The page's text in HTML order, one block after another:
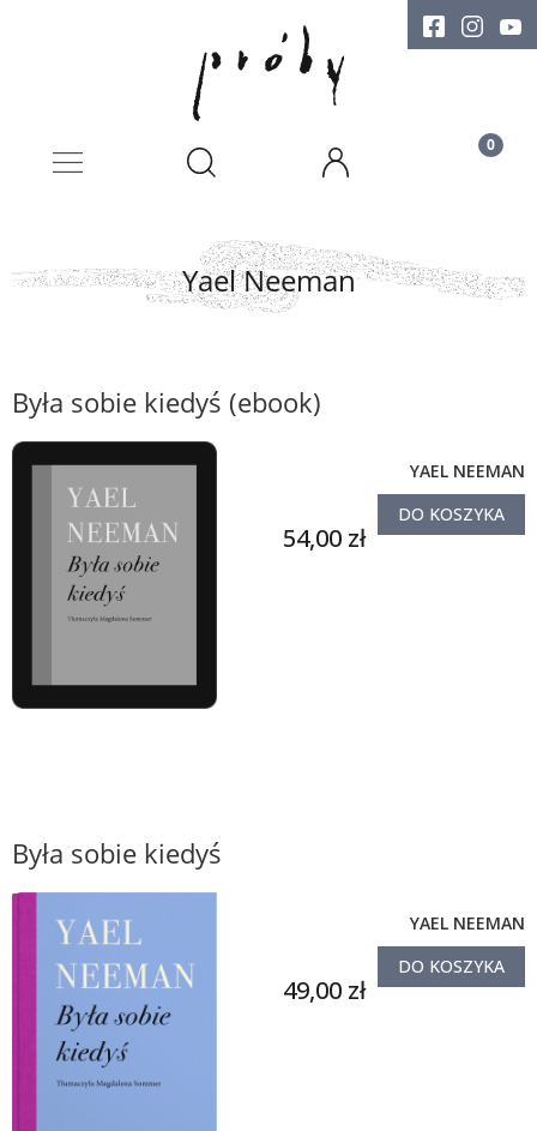
Yael Neeman
Była sobie kiedyś (ebook)
YAEL NEEMAN
54,00 zł
DO KOSZYKA
Była sobie kiedyś
YAEL NEEMAN
49,00 zł
DO KOSZYKA